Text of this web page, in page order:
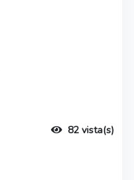
82 vista(s)